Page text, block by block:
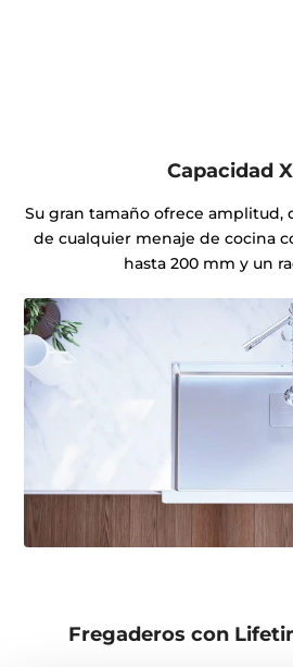
Capacidad
Su gran tamaño ofrece amplitud,
de cualquier menaje de cocina
hasta 200 mm y un
Fregaderos con